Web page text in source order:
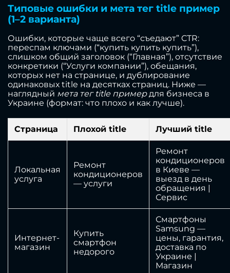
Типовые ошибки и мета тег title пример
(1–2 варианта)
Ошибки, которые чаще всего “съедают” CTR:
переспам ключами (“купить купить купить”),
слишком общий заголовок (“Главная”), отсутствие
конкретики (“Услуги компании”), обещания,
которых нет на странице, и дублирование
одинаковых title на десятках страниц. Ниже —
наглядный мета тег title примердля бизнеса в
Украине (формат: что плохо и как лучше).
Страница Плохой title Лучший title
Локальная
услуга
Ремонт
кондиционеров
— услуги
Ремонт
кондиционеров
в Киеве —
выезд в день
обращения |
Сервис
Интернет-
магазин
Купить
смартфон
недорого
Смартфоны
Samsung —
цены, гарантия,
доставка по
Украине |
Магазин